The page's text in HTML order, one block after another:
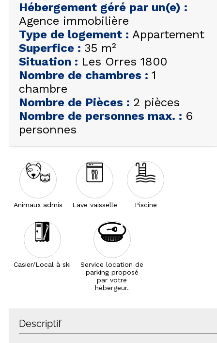
ÉTÉ
HIVER
FR EN
+33 (0)4 92 44 19 17
Hébergement géré par un(e) :
Agence immobilière
Type de logement : Appartement
Superfice : 35 m²
Situation : Les Orres 1800
Nombre de chambres : 1
chambre
Nombre de Pièces : 2 pièces
Nombre de personnes max. : 6
personnes
Animaux admis Lave vaisselle Piscine
Casier/Local à ski
Service location de
parking proposé
par votre
hébergeur.
Descriptif